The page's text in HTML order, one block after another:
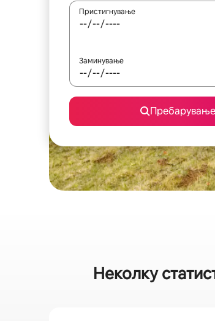
Пристигнување
Заминување
Пребарување
Неколку